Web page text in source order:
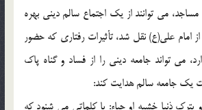
می توانند از یک اجتماع سالم دینی بهره
امام علی(ع) نقل شد، تأثیرات رفتاری که حضور
می تواند جامعه دینی را از فساد و گناه پاک
یک جامعه سالم هدایت کند:
ذنبا خشیه او حیاء: یا کلماتی می شنود که